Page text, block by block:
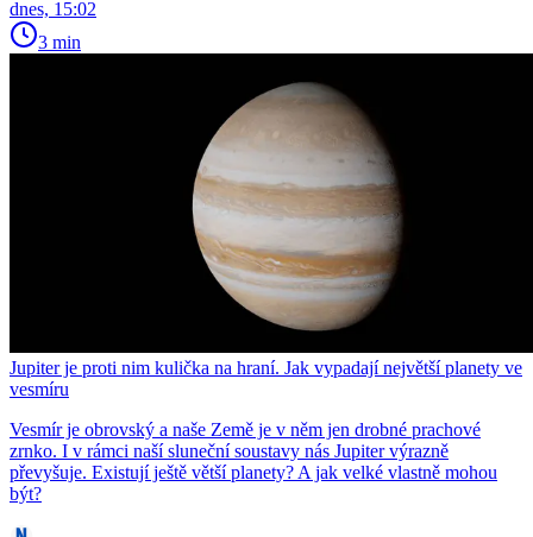
dnes, 15:02
3 min
Jupiter je proti nim kulička na hraní. Jak vypadají největší planety ve
vesmíru
Vesmír je obrovský a naše Země je v něm jen drobné prachové
zrnko. I v rámci naší sluneční soustavy nás Jupiter výrazně
převyšuje. Existují ještě větší planety? A jak velké vlastně mohou
být?